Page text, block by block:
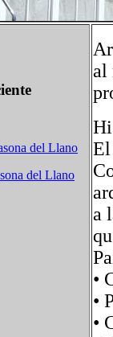
del Llano
del Llano
al
El
a
•
•
•